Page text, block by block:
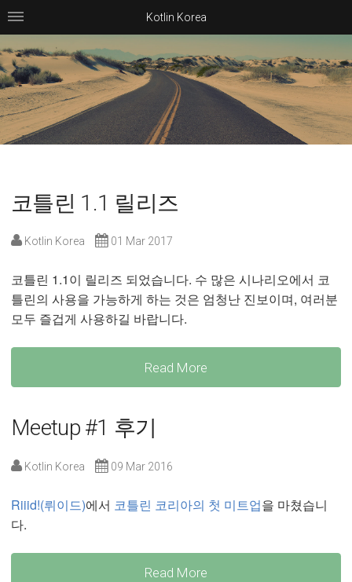
코틀린 1.1 릴리즈
Kotlin Korea 01 Mar 2017
코틀린 1.1이 릴리즈 되었습니다. 수 많은 시나리오에서 코
틀린의 사용을 가능하게 하는 것은 엄청난 진보이며, 여러분
모두 즐겁게 사용하길 바랍니다.
Read More
Meetup #1 후기
Kotlin Korea 09 Mar 2016
Riiid!(뤼이드)에서 코틀린 코리아의 첫 미트업을 마쳤습니
다.
Read More
Kotlin Korea